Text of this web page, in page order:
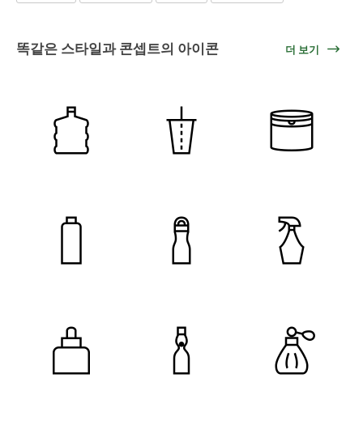
똑같은 스타일과 콘셉트의 아이콘 더 보기